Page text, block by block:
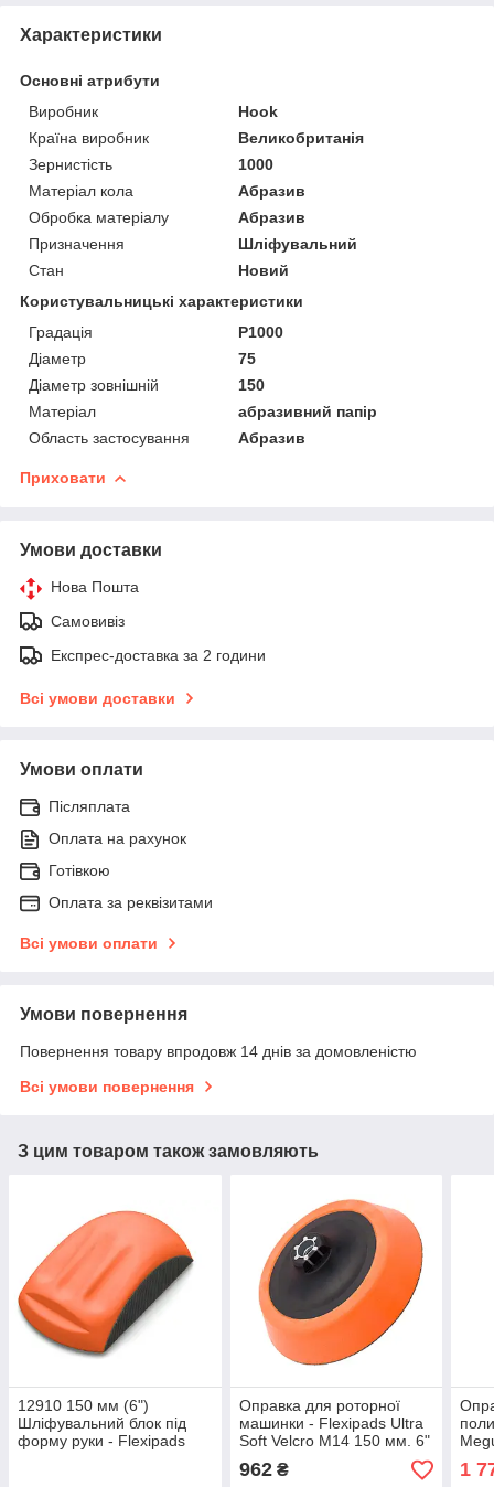
Характеристики
Основні атрибути
Виробник
Hook
Країна виробник
Великобританія
Зернистість
1000
Матеріал кола
Абразив
Обробка матеріалу
Абразив
Призначення
Шліфувальний
Стан
Новий
Користувальницькі характеристики
Градація
P1000
Діаметр
75
Діаметр зовнішній
150
Матеріал
абразивний папір
Область застосування
Абразив
Приховати
Умови доставки
Нова Пошта
Самовивіз
Експрес-доставка за 2 години
Всі умови доставки
Умови оплати
Післяплата
Оплата на рахунок
Готівкою
Оплата за реквізитами
Всі умови оплати
Умови повернення
Повернення товару впродовж 14 днів за домовленістю
Всі умови повернення
З цим товаром також замовляють
12910 150 мм (6")
Шліфувальний блок під
форму руки - Flexipads
Оправка для роторної
машинки - Flexipads Ultra
Soft Velcro М14 150 мм. 6"
чорно-помаранчева
(10400)
962₴
150
1